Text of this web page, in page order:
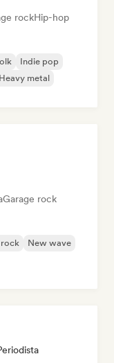
rockHip-hop
Indie pop
metal
Garage rock
New wave